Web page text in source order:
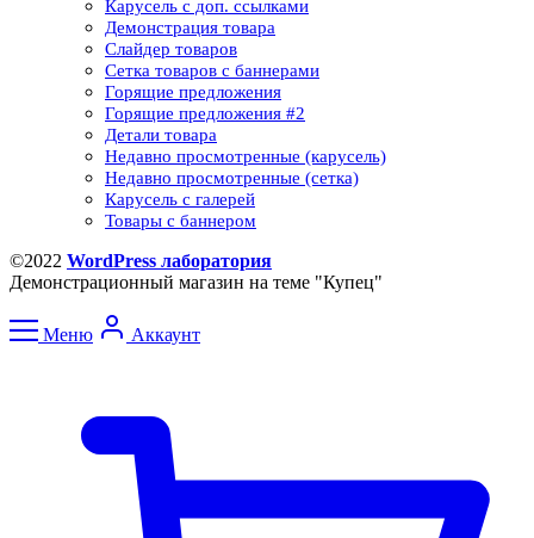
Карусель с доп. ссылками
Демонстрация товара
Слайдер товаров
Сетка товаров с баннерами​
Горящие предложения
Горящие предложения​ #2
Детали товара
Недавно просмотренные (карусель)
Недавно просмотренные (сетка)​
Карусель с галерей
Товары с баннером
©2022 WordPress лаборатория
Демонстрационный магазин на теме "Купец"
Меню Аккаунт